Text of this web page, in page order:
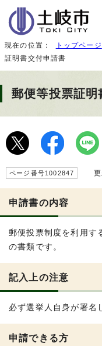
現在の位置： トップページ
証明書交付申請書
郵便等投票証明
ページ番号1002847 更
申請書の内容
郵便投票制度を利用す
の書類です。
記入上の注意
必ず選挙人自身が署名
申請できる方